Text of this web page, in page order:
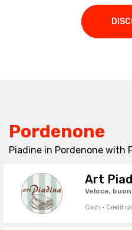
Pordenone
Piadine in Pordenone with
Art
Veloce,
Cash · Credit